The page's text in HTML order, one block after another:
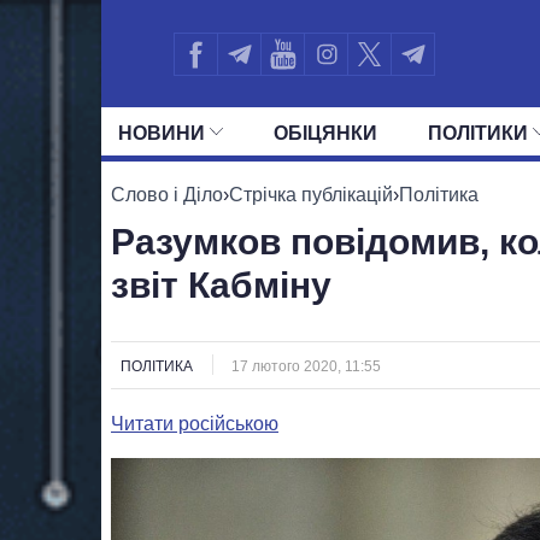
НОВИНИ ОБIЦЯНКИ ПОЛIТИКИ
УСІ ПОЛІТИКИ ПРЕЗИДЕНТ І ОФІС
Слово і Діло›Стрічка публікацій›Політика
Разумков повідомив,
звіт Кабміну
ПОЛІТИКА 17 лютого 2020, 11:55
Читати російською